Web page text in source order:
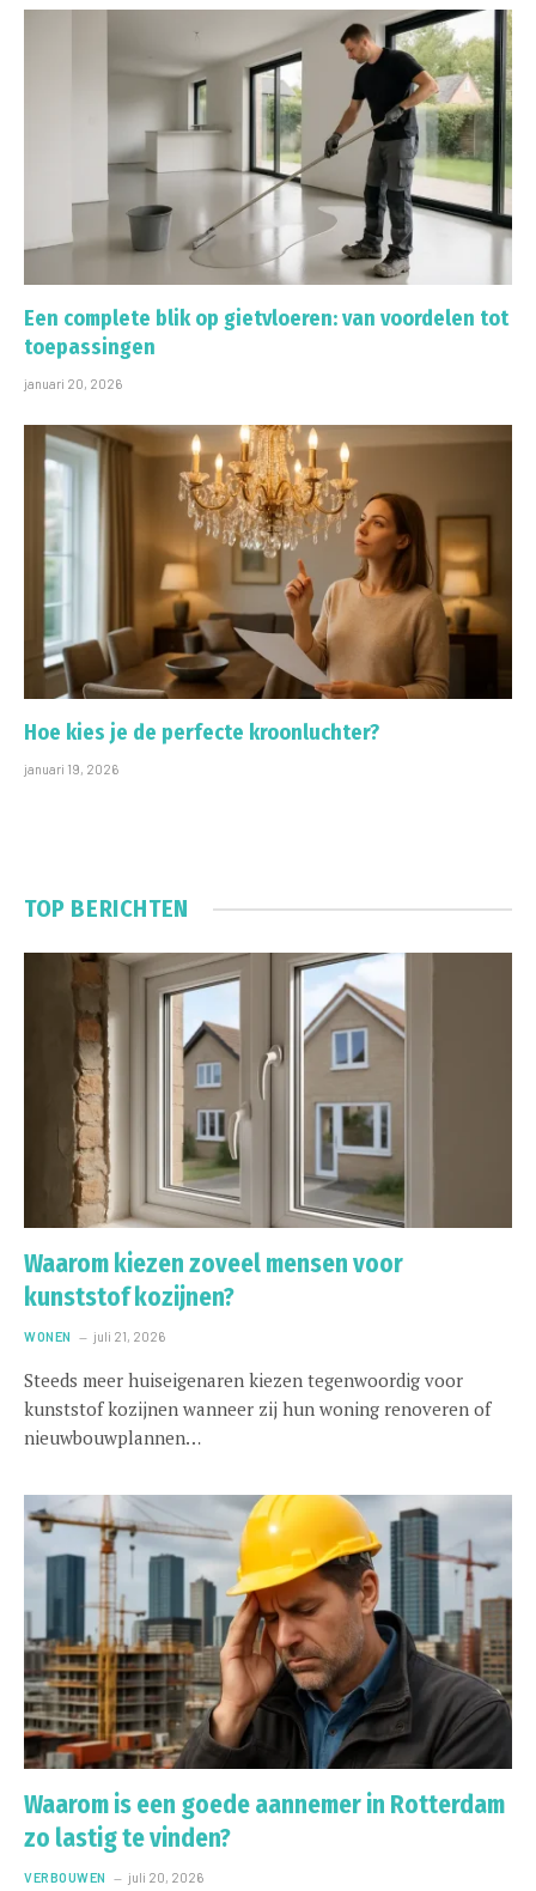
Een complete blik op gietvloeren: van voordelen tot
toepassingen
januari 20, 2026
Hoe kies je de perfecte kroonluchter?
januari 19, 2026
TOP BERICHTEN
Waarom kiezen zoveel mensen voor
kunststof kozijnen?
WONEN juli 21, 2026
Steeds meer huiseigenaren kiezen tegenwoordig voor
kunststof kozijnen wanneer zij hun woning renoveren of
nieuwbouwplannen…
Waarom is een goede aannemer in Rotterdam
zo lastig te vinden?
VERBOUWEN juli 20, 2026